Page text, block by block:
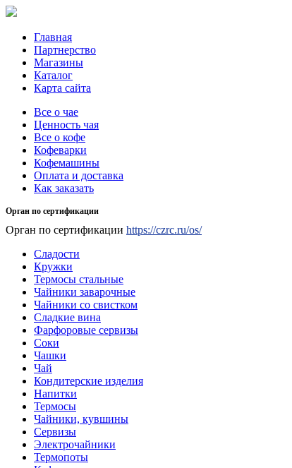
Главная
Партнерство
Магазины
Каталог
Карта сайта
Все о чае
Ценность чая
Все о кофе
Кофеварки
Кофемашины
Оплата и доставка
Как заказать
Орган по сертификации
Орган по сертификации https://czrc.ru/os/
Сладости
Кружки
Термосы стальные
Чайники заварочные
Чайники со свистком
Сладкие вина
Фарфоровые сервизы
Соки
Чашки
Чай
Кондитерские изделия
Напитки
Термосы
Чайники, кувшины
Сервизы
Электрочайники
Термопоты